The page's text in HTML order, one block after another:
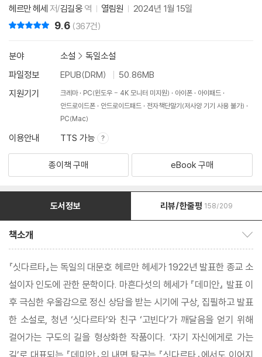
헤르만 헤세 저/김길웅역 열림원 2024년 1월 15일
9.6 (367건)
분야 소설 > 독일소설
파일정보
EPUB(DRM)
50.86MB
지원기기
크레마 PC(윈도우 - 4K 모니터 미지원) 아이폰
아이패드
안드로이드폰
안드로이드패드
전자책단말기(저사양 기기 사용 불가)
PC(Mac)
이용안내 TTS 가능
종이책 구매 eBook 구매
도서정보 리뷰/한줄평 158/209
책소개
『싯다르타』는 독일의 대문호 헤르만 헤세가 1922년 발표한 종교 소
설이자 인도에 관한 문학이다. 마흔다섯의 헤세가 『데미안』 발표 이
후 극심한 우울감으로 정신 상담을 받는 시기에 구상, 집필하고 발표
한 소설로, 청년 ‘싯다르타’와 친구 ‘고빈다’가 깨달음을 얻기 위해
걸어가는 구도의 길을 형상화한 작품이다. ‘자기 자신에게로 가는